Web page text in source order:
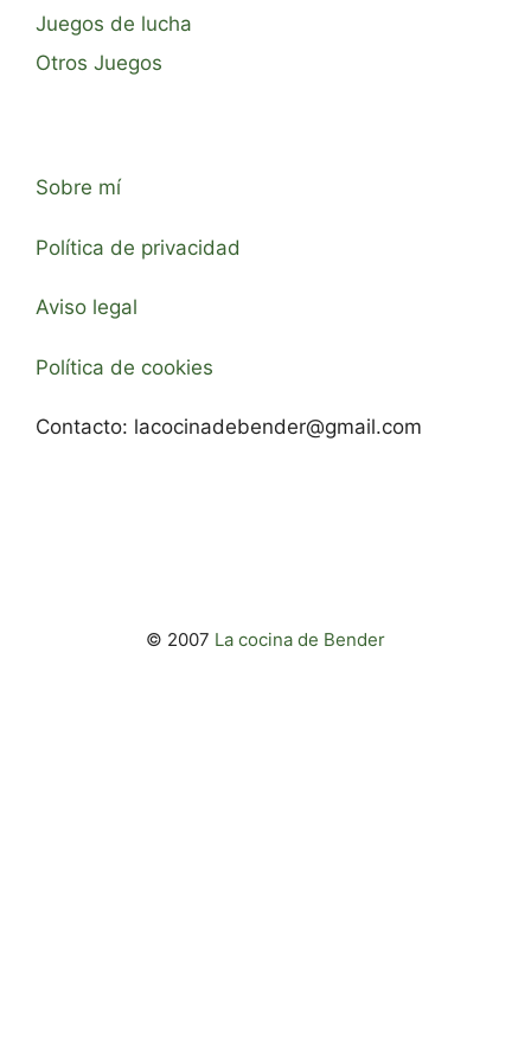
Juegos de lucha
Otros Juegos
Sobre mí
Política de privacidad
Aviso legal
Política de cookies
Contacto: lacocinadebender@gmail.com
© 2007 La cocina de Bender